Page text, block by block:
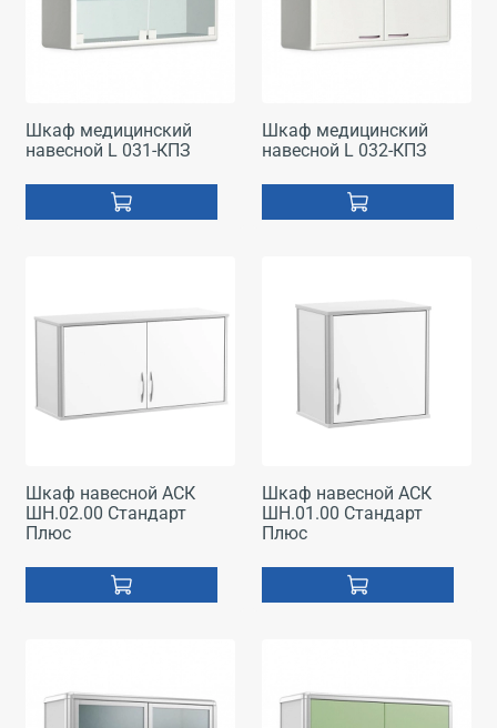
Шкаф медицинский
навесной L 031-КПЗ
Шкаф медицинский
навесной L 032-КПЗ
Шкаф навесной АСК
ШН.02.00 Стандарт
Плюс
Шкаф навесной АСК
ШН.01.00 Стандарт
Плюс